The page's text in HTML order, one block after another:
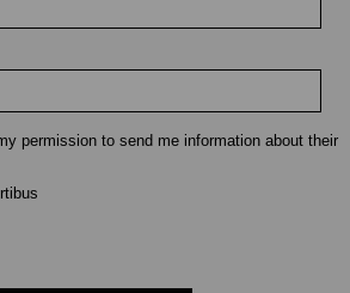
permission to send me information about their